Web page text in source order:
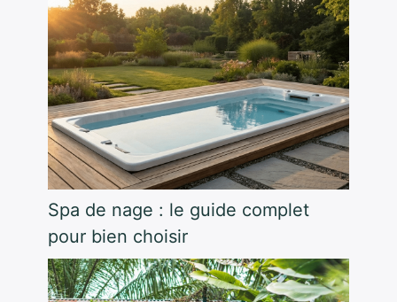
Spa de nage : le guide complet
pour bien choisir